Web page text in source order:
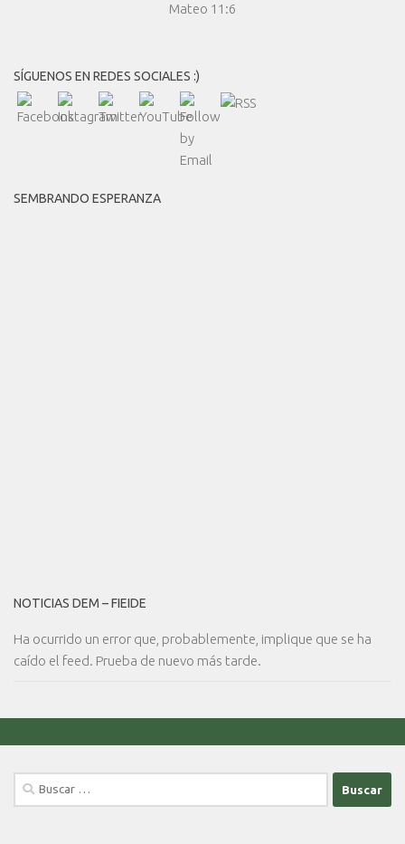
Mateo 11:6
SÍGUENOS EN REDES SOCIALES :)
SEMBRANDO ESPERANZA
NOTICIAS DEM – FIEIDE
Ha ocurrido un error que, probablemente, implique que se ha
caído el feed. Prueba de nuevo más tarde.
Buscar: